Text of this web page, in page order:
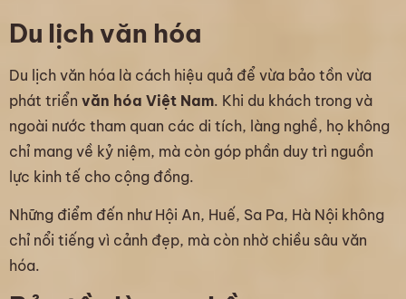
Du lịch văn hóa
Du lịch văn hóa là cách hiệu quả để vừa bảo tồn vừa
phát triển văn hóa Việt Nam. Khi du khách trong và
ngoài nước tham quan các di tích, làng nghề, họ không
chỉ mang về kỷ niệm, mà còn góp phần duy trì nguồn
lực kinh tế cho cộng đồng.
Những điểm đến như Hội An, Huế, Sa Pa, Hà Nội không
chỉ nổi tiếng vì cảnh đẹp, mà còn nhờ chiều sâu văn
hóa.